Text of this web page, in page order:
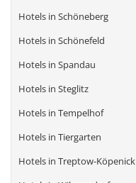
Hotels in Schöneberg
Hotels in Schönefeld
Hotels in Spandau
Hotels in Steglitz
Hotels in Tempelhof
Hotels in Tiergarten
Hotels in Treptow-Köpenick